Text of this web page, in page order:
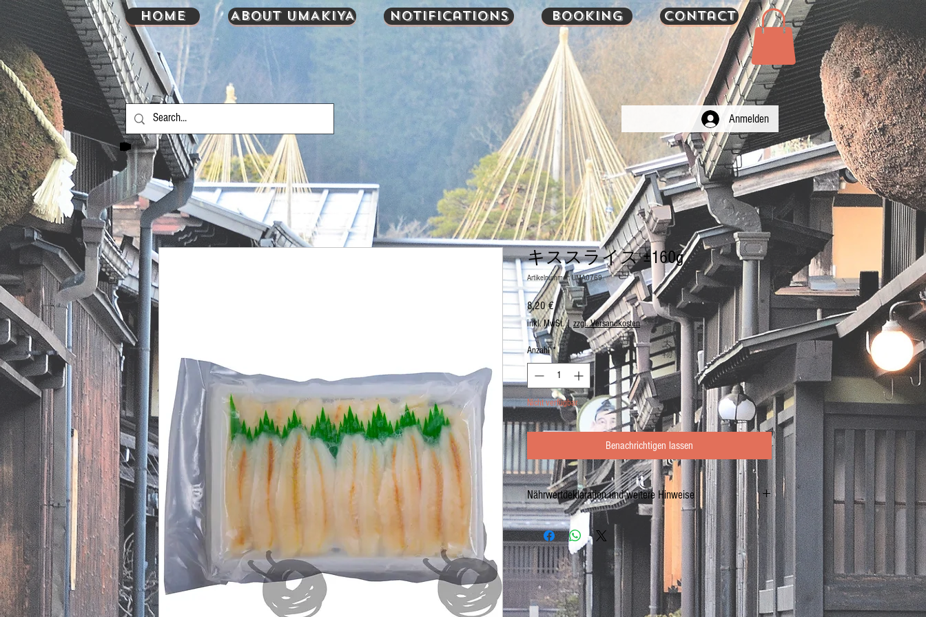
Anmelden
キススライス ±160g
Artikelnummer: UMA0769
8,20 €Preis
inkl. MwSt.|zzgl. Versandkosten
Anzahl *
Nicht verfügbar
Benachrichtigen lassen
Nährwertdeklaration und weitere Hinweise
KISU SCHEIBEN VOM SILBER-WEISSLING
roh, ohne Haut, tiefgefroren
-Fach bei - 18 ℃
HOME About UMAKIYA Notifications Booking Contact